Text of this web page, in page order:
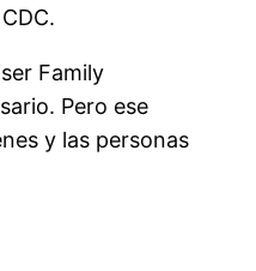
Family
Pero ese
y las personas